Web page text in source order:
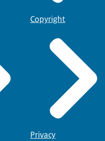
Copyright
Privacy